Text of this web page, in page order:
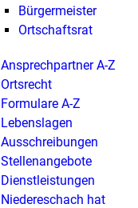
Bürgermeister
Ortschaftsrat
Ansprechpartner A-Z
Ortsrecht
Formulare A-Z
Lebenslagen
Ausschreibungen
Stellenangebote
Dienstleistungen
Niedereschach hat